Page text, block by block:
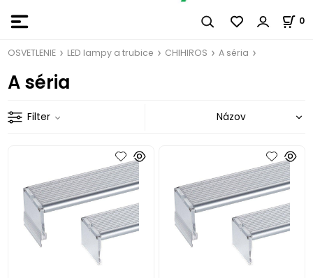
0
OSVETLENIE LED lampy a trubice CHIHIROS A séria
A séria
Filter